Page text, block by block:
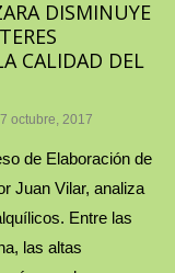
DISMINUYE
CALIDAD DEL
octubre, 2017
de Elaboración de
Juan Vilar, analiza
Entre las
las altas